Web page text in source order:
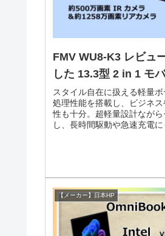
FMV WU8-K3 レビュ
した 13.3型 2 in 1 モ
スタイル自在に扱える軽量
処理性能を搭載し、ビジネ
性も十分。超軽量設計なが
し、長時間駆動や急速充電
【メーカー】日本HP